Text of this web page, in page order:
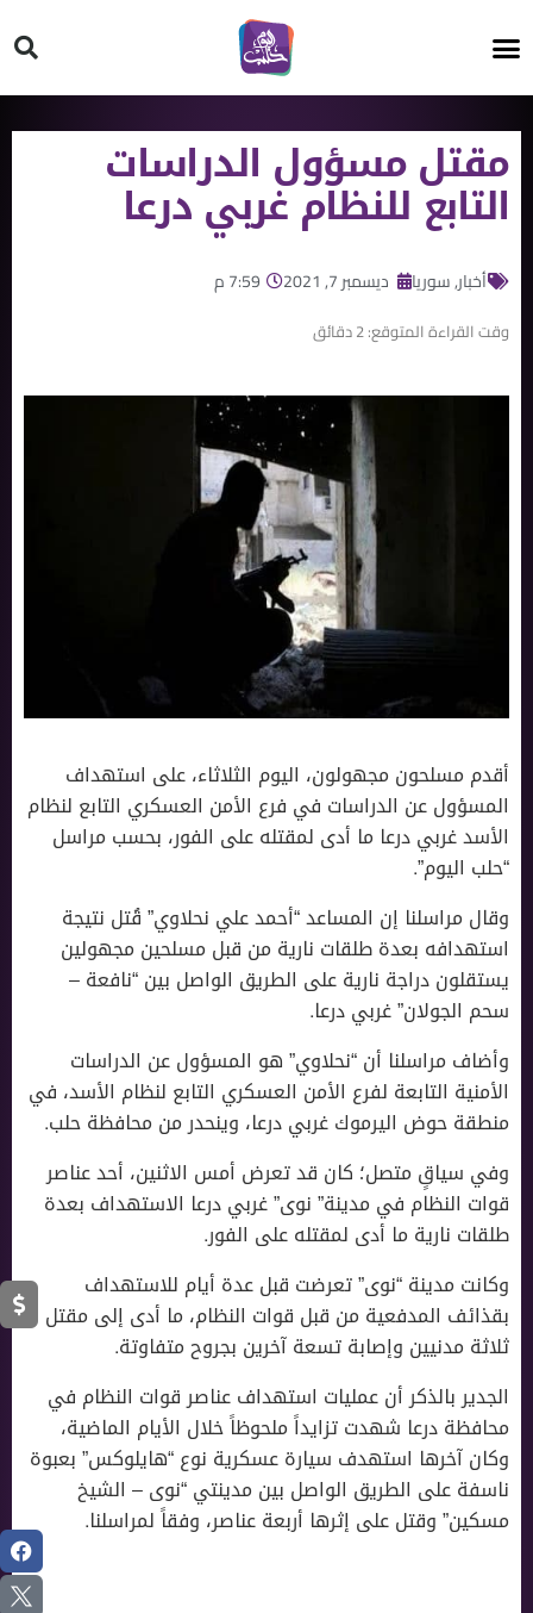
مقتل مسؤول الدراسات
التابع للنظام غربي درعا
أخبار,سوريا ديسمبر 7, 2021 7:59 م
وقت القراءة المتوقع:2دقائق
أقدم مسلحون مجهولون، اليوم الثلاثاء، على استهداف
المسؤول عن الدراسات في فرع الأمن العسكري التابع لنظام
الأسد غربي درعا ما أدى لمقتله على الفور، بحسب مراسل
“حلب اليوم”.
وقال مراسلنا إن المساعد “أحمد علي نحلاوي” قُتل نتيجة
استهدافه بعدة طلقات نارية من قبل مسلحين مجهولين
يستقلون دراجة نارية على الطريق الواصل بين “نافعة –
سحم الجولان” غربي درعا.
وأضاف مراسلنا أن “نحلاوي” هو المسؤول عن الدراسات
الأمنية التابعة لفرع الأمن العسكري التابع لنظام الأسد، في
منطقة حوض اليرموك غربي درعا، وينحدر من محافظة حلب.
وفي سياقٍ متصل؛ كان قد تعرض أمس الاثنين، أحد عناصر
قوات النظام في مدينة” نوى” غربي درعا الاستهداف بعدة
طلقات نارية ما أدى لمقتله على الفور.
وكانت مدينة “نوى” تعرضت قبل عدة أيام للاستهداف
بقذائف المدفعية من قبل قوات النظام، ما أدى إلى مقتل
ثلاثة مدنيين وإصابة تسعة آخرين بجروح متفاوتة.
الجدير بالذكر أن عمليات استهداف عناصر قوات النظام في
محافظة درعا شهدت تزايداً ملحوظاً خلال الأيام الماضية،
وكان آخرها استهدف سيارة عسكرية نوع “هايلوكس” بعبوة
ناسفة على الطريق الواصل بين مدينتي “نوى – الشيخ
مسكين” وقتل على إثرها أربعة عناصر، وفقاً لمراسلنا.